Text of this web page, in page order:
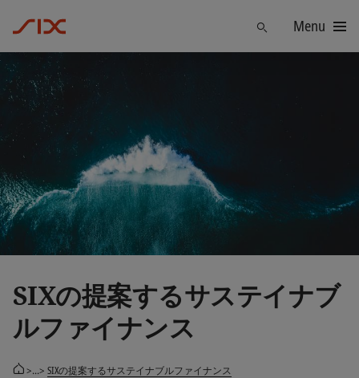
Menu
SIXの提案するサステイナブ
ルファイナンス
>...> SIXの提案するサステイナブルファイナンス